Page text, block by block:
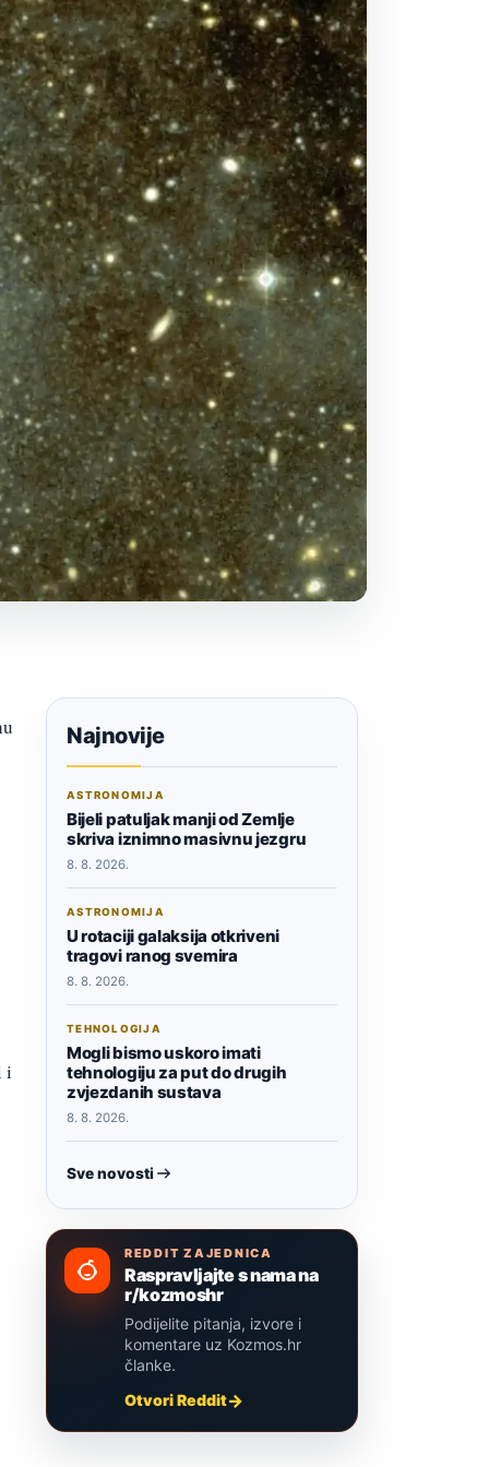
i
Najnovije
ASTRONOMIJA
Bijeli patuljak manji od Zemlje
skriva iznimno masivnu jezgru
8. 8. 2026.
ASTRONOMIJA
U rotaciji galaksija otkriveni
tragovi ranog svemira
8. 8. 2026.
TEHNOLOGIJA
Mogli bismo uskoro imati
tehnologiju za put do drugih
zvjezdanih sustava
8. 8. 2026.
Sve novosti
REDDIT ZAJEDNICA
Raspravljajte s nama na
r/kozmoshr
Podijelite pitanja, izvore i
komentare uz Kozmos.hr
članke.
Otvori Reddit